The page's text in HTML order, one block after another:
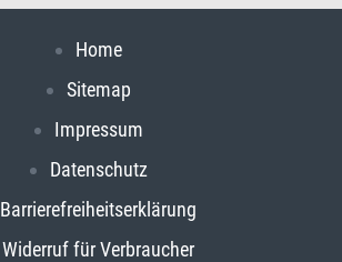
Home
Sitemap
Impressum
Datenschutz
Barrierefreiheitserklärung
Widerruf für Verbraucher